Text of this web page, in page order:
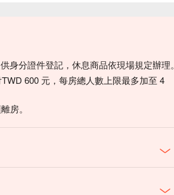
身分證件登記，休息商品依現場規定辦理。
600 元，每房總人數上限最多加至 4
房。